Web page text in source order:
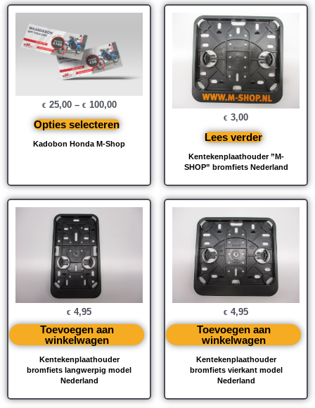
Kadobon Honda M-Shop
€ 25,00– € 100,00
Opties selecteren
Kentekenplaathouder ”M-
SHOP” bromfiets Nederland
€ 3,00
Lees verder
Kentekenplaathouder
bromfiets langwerpig model
Nederland
€ 4,95
Toevoegen aan
winkelwagen
Kentekenplaathouder
bromfiets vierkant model
Nederland
€ 4,95
Toevoegen aan
winkelwagen